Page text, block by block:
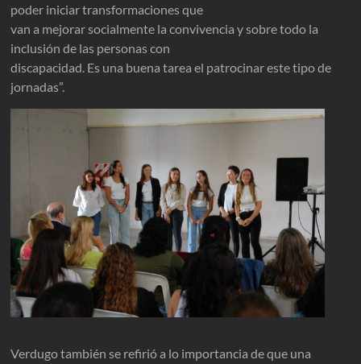
poder iniciar transformaciones que
van a mejorar socialmente la convivencia y sobre todo la
inclusión de las personas con
discapacidad. Es una buena tarea el patrocinar este tipo de
jornadas”.
Verdugo también se refirió a lo importancia de que una